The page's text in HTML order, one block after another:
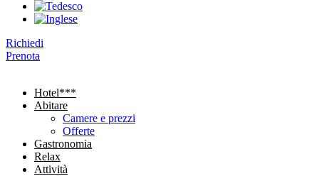
Richiedi
Prenota
Hotel***
Abitare
Camere e prezzi
Offerte
Gastronomia
Relax
Attività